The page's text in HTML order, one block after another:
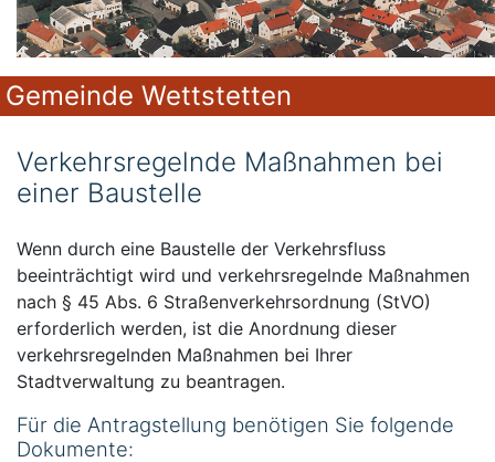
Gemeinde Wettstetten
Verkehrsregelnde Maßnahmen bei
einer Baustelle
Wenn durch eine Baustelle der Verkehrsfluss
beeinträchtigt wird und verkehrsregelnde Maßnahmen
nach § 45 Abs. 6 Straßenverkehrsordnung (StVO)
erforderlich werden, ist die Anordnung dieser
verkehrsregelnden Maßnahmen bei Ihrer
Stadtverwaltung zu beantragen.
Für die Antragstellung benötigen Sie folgende
Dokumente: